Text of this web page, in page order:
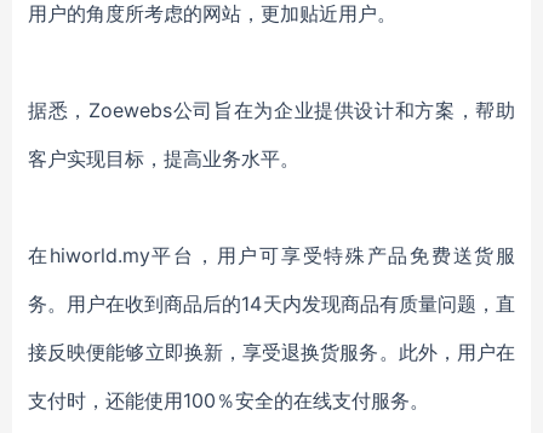
用户的角度所考虑的网站，更加贴近用户。
据悉， Zoewebs公司 旨在为企业提供设计和方案 ，帮助
客户实现目标， 提高业务水平。
在 hiworld.my平台，用户可享受特殊产品 免费送货服
务。 用户在收到商品后的14天内发现商品有质量问题 ，直
接反映便能够立即换新， 享受退换货服务。 此外，用户在
支付时，还能使用100％安全的在线支付服务。